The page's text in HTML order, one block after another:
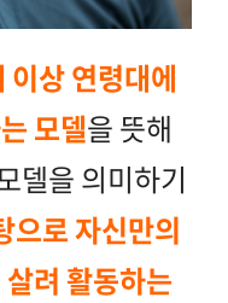
상 연령대에
모델을 뜻해
델을 의미하기
으로 자신만의
려 활동하는